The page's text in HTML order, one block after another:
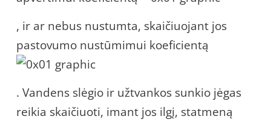
, ir ar nebus nustumta, skaičiuojant jos
pastovumo nustūmimui koeficientą
. Vandens slėgio ir užtvankos sunkio jėgas
reikia skaičiuoti, imant jos ilgį, statmeną